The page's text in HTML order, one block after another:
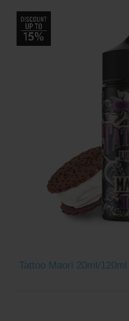
Tattoo Maori 20ml/120ml